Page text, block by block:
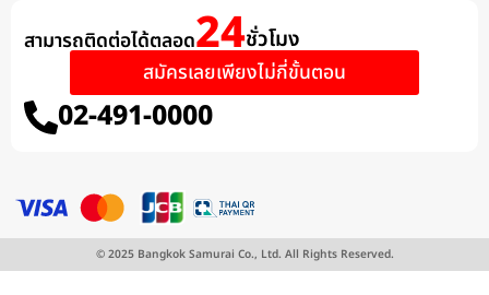
สามารถติดต่อได้ตลอด​24ชั่วโมง
02-491-0000
สมัครเลยเพียงไม่กี่ขั้นตอน
© 2025 Bangkok Samurai Co., Ltd. All Rights Reserved.